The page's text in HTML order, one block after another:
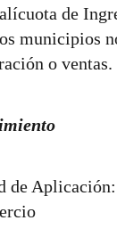
de
municipios
o ventas.
de